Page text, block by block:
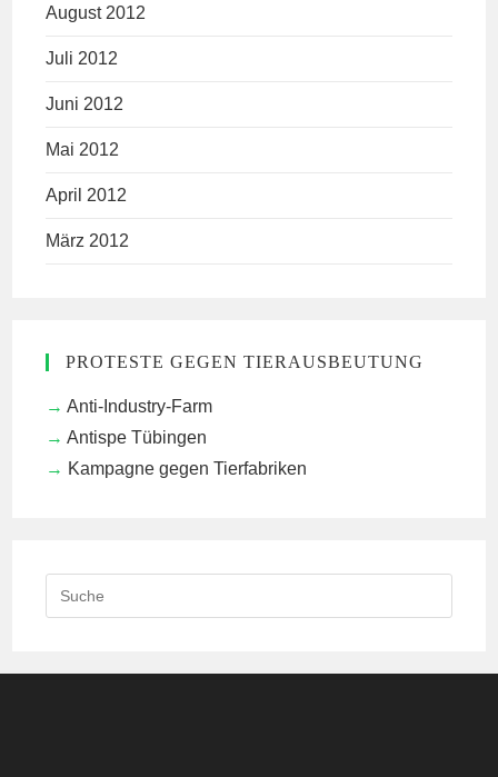
August 2012
Juli 2012
Juni 2012
Mai 2012
April 2012
März 2012
PROTESTE GEGEN TIERAUSBEUTUNG
Anti-Industry-Farm
Antispe Tübingen
Kampagne gegen Tierfabriken
Search
this